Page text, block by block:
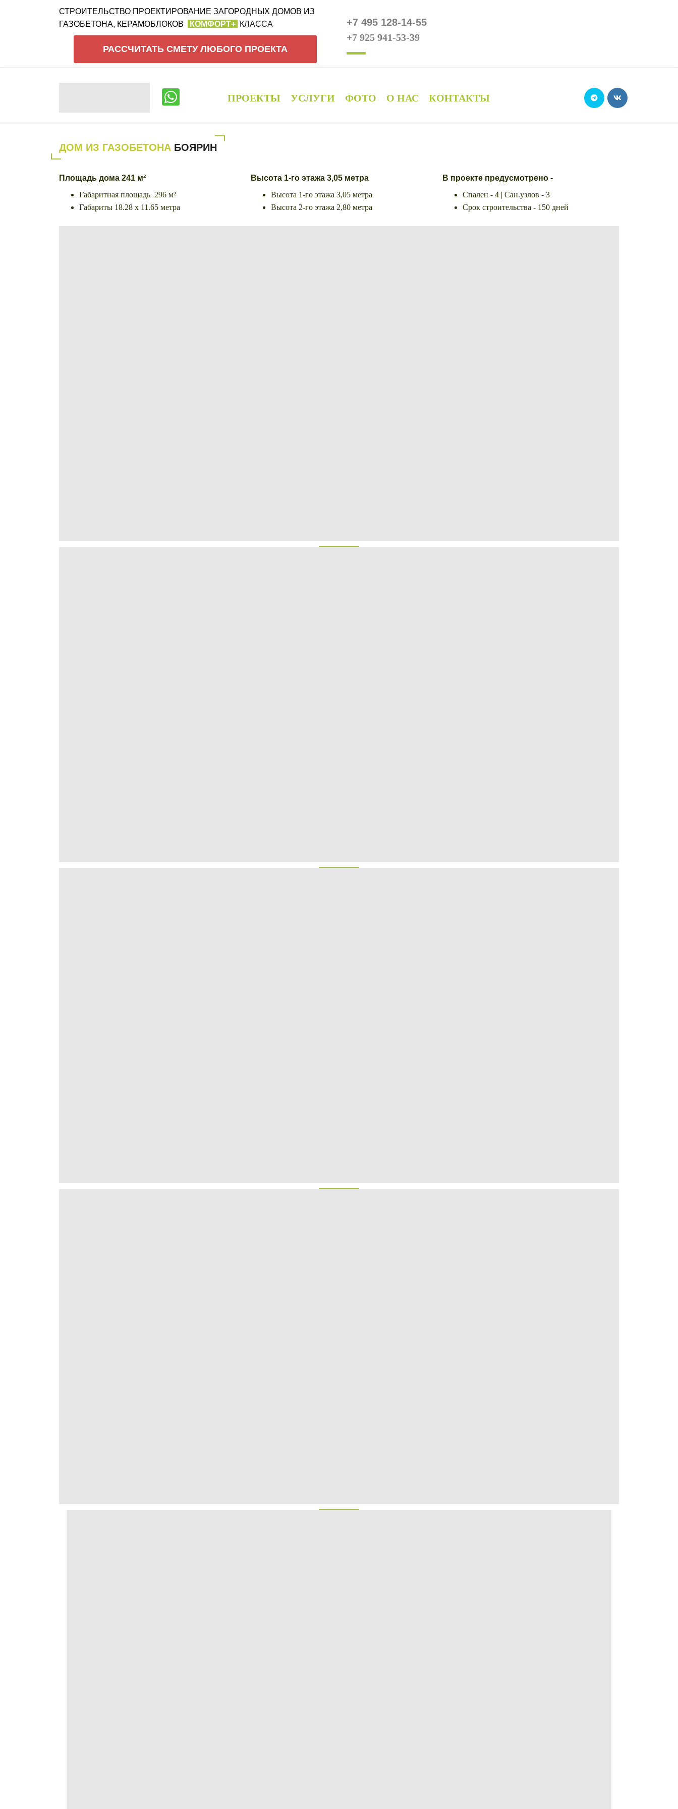
СТРОИТЕЛЬСТВО ПРОЕКТИРОВАНИЕ ЗАГОРОДНЫХ ДОМОВ ИЗ
ГАЗОБЕТОНА, КЕРАМОБЛОКОВ
КОМФОРТ+ КЛАССА
РАССЧИТАТЬ СМЕТУ ЛЮБОГО ПРОЕКТА
+7 495 128-14-55
+7 925 941-53-39
ПРОЕКТЫ УСЛУГИ ФОТО О НАС КОНТАКТЫ
ДОМ ИЗ ГАЗОБЕТОНА БОЯРИН
Площадь дома 241 м²
Габаритная площадь 296 м²
Габариты 18.28 х 11.65 метра
Высота 1-го этажа 3,05 метра
Высота 1-го этажа 3,05 метра
Высота 2-го этажа 2,80 метра
В проекте предусмотрено -
Спален - 4 | Сан.узлов - 3
Срок строительства - 150 дней